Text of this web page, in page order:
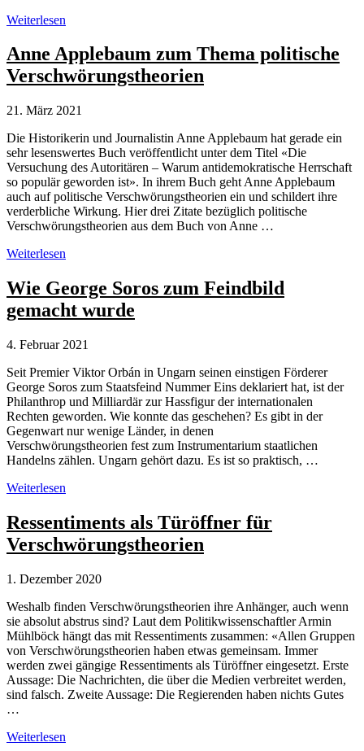
Verschwörungstheorien:
Verfolgungswahn
geht
in
Kopf?»
Weiterlesen
Anne Applebaum zum Thema politische
Verschwörungstheorien
21. März 2021
Die Historikerin und Journalistin Anne Applebaum hat gerade ein
sehr lesenswertes Buch veröffentlicht unter dem Titel «Die
Versuchung des Autoritären – Warum antidemokratische Herrschaft
so populär geworden ist». In ihrem Buch geht Anne Applebaum
auch auf politische Verschwörungstheorien ein und schildert ihre
verderbliche Wirkung. Hier drei Zitate bezüglich politische
Verschwörungstheorien aus dem Buch von Anne …
Anne
zum
Thema
politische
Weiterlesen
Wie George Soros zum Feindbild
gemacht wurde
4. Februar 2021
Seit Premier Viktor Orbán in Ungarn seinen einstigen Förderer
George Soros zum Staatsfeind Nummer Eins deklariert hat, ist der
Philanthrop und Milliardär zur Hassfigur der internationalen
Rechten geworden. Wie konnte das geschehen? Es gibt in der
Gegenwart nur wenige Länder, in denen
Verschwörungstheorien fest zum Instrumentarium staatlichen
Handelns zählen. Ungarn gehört dazu. Es ist so praktisch, …
Wie
Soros
zum
Feindbild
wurde
Weiterlesen
Ressentiments als Türöffner für
Verschwörungstheorien
1. Dezember 2020
Weshalb finden Verschwörungstheorien ihre Anhänger, auch wenn
sie absolut abstrus sind? Laut dem Politikwissenschaftler Armin
Mühlböck hängt das mit Ressentiments zusammen: «Allen Gruppen
von Verschwörungstheorien haben etwas gemeinsam. Immer
werden zwei gängige Ressentiments als Türöffner eingesetzt. Erste
Aussage: Die Nachrichten, die über die Medien verbreitet werden,
sind falsch. Zweite Aussage: Die Regierenden haben nichts Gutes
…
Ressentiments
Weiterlesen